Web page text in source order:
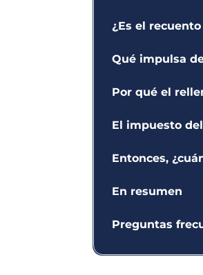
¿Es el
Qué impulsa
Por qué el
El impuesto
Entonces,
En resumen
Preguntas